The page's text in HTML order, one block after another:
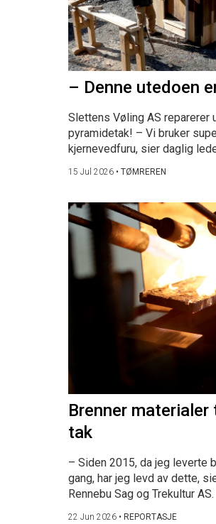
– Denne utedoen
Slettens Vøling AS reparerer
pyramidetak! – Vi bruker
kjernevedfuru, sier daglig
15 Jul 2026 • TØMREREN
Brenner materialer
tak
– Siden 2015, da jeg leverte
gang, har jeg levd av dette,
Rennebu Sag og Trekultur AS.
22 Jun 2026 • REPORTASJE